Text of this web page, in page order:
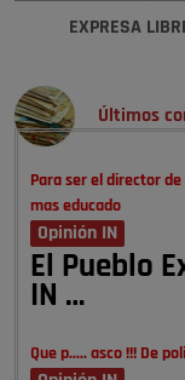
EXPRESA
Últimos
Para ser el director
mas educado
Opinión IN
El Pueblo
IN …
Que p..... asco !!! De